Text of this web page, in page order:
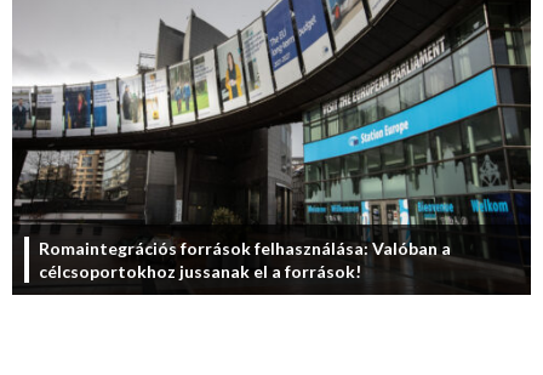
Romaintegrációs források felhasználása: Valóban a
célcsoportokhoz jussanak el a források!